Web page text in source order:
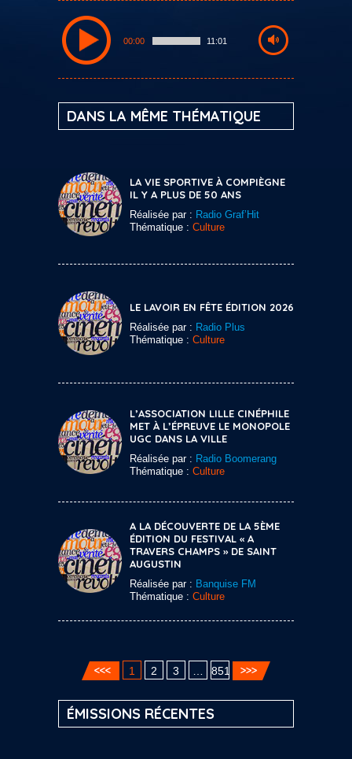
00:00 11:01
DANS LA MÊME THÉMATIQUE
LA VIE SPORTIVE À COMPIÈGNE
IL Y A PLUS DE 50 ANS
Réalisée par : Radio Graf’Hit
Thématique : Culture
LE LAVOIR EN FÊTE ÉDITION 2026
Réalisée par : Radio Plus
Thématique : Culture
L’ASSOCIATION LILLE CINÉPHILE
MET À L’ÉPREUVE LE MONOPOLE
UGC DANS LA VILLE
Réalisée par : Radio Boomerang
Thématique : Culture
A LA DÉCOUVERTE DE LA 5ÈME
ÉDITION DU FESTIVAL « A
TRAVERS CHAMPS » DE SAINT
AUGUSTIN
Réalisée par : Banquise FM
Thématique : Culture
1 2 3 851
ÉMISSIONS RÉCENTES